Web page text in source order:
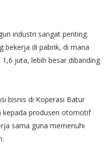
industri sangat penting.
bekerja di pabrik, di mana
juta, lebih besar dibanding
bisnis di Koperasi Batur
kepada produsen otomotif
sama guna memenuhi